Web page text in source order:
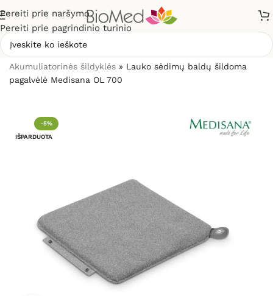
Pereiti prie naršymo
Pereiti prie pagrindinio turinio
Akumuliatorinės šildyklės » Lauko sėdimų baldų šildoma
pagalvėlė Medisana OL 700
-5%
IŠPARDUOTA